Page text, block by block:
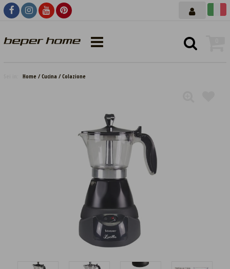
Home Cucina Colazione